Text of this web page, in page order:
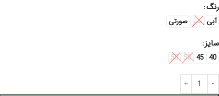
رنگ
آبی سبز صورتی
سایز
40
45
50
55